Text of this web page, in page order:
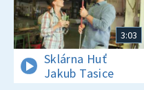
3:03
Sklárna Huť
Jakub Tasice